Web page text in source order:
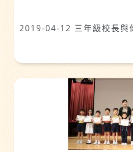
2019-04-12 三年級校長與